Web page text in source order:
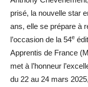
prisé, la nouvelle star
ans, elle se prépare à
l’occasion de la 54e
Apprentis de France
met à l’honneur
du 22 au 24 mars